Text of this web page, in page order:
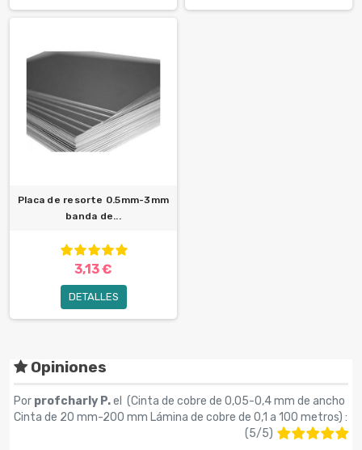
Placa de resorte 0.5mm-3mm
banda de...
3,13 €
DETALLES
Opiniones
Por profcharly P.el (Cinta de cobre de 0,05-0,4 mm de ancho
Cinta de 20 mm-200 mm Lámina de cobre de 0,1 a 100 metros) :
(5/5)